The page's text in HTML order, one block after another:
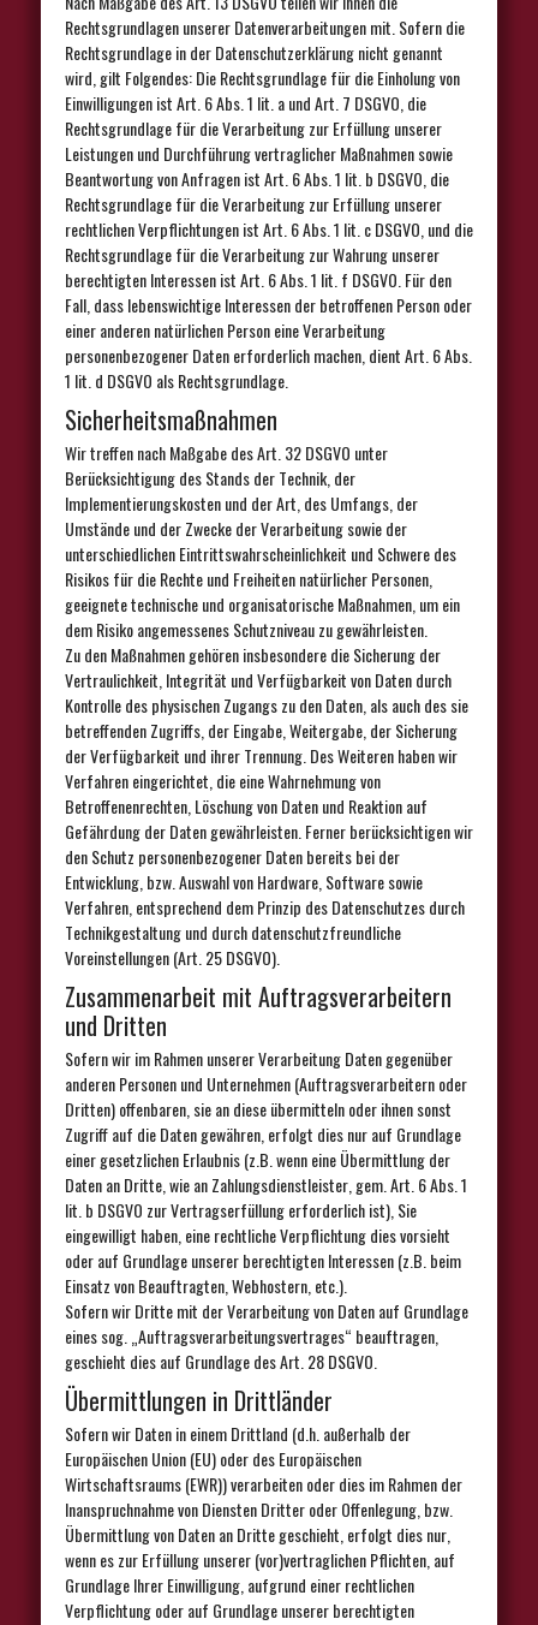
Rechtsgrundlagen unserer Datenverarbeitungen mit. Sofern die
Rechtsgrundlage in der Datenschutzerklärung nicht genannt
wird, gilt Folgendes: Die Rechtsgrundlage für die Einholung von
Einwilligungen ist Art. 6 Abs. 1 lit. a und Art. 7 DSGVO, die
Rechtsgrundlage für die Verarbeitung zur Erfüllung unserer
Leistungen und Durchführung vertraglicher Maßnahmen sowie
Beantwortung von Anfragen ist Art. 6 Abs. 1 lit. b DSGVO, die
Rechtsgrundlage für die Verarbeitung zur Erfüllung unserer
rechtlichen Verpflichtungen ist Art. 6 Abs. 1 lit. c DSGVO, und die
Rechtsgrundlage für die Verarbeitung zur Wahrung unserer
berechtigten Interessen ist Art. 6 Abs. 1 lit. f DSGVO. Für den
Fall, dass lebenswichtige Interessen der betroffenen Person oder
einer anderen natürlichen Person eine Verarbeitung
personenbezogener Daten erforderlich machen, dient Art. 6 Abs.
1 lit. d DSGVO als Rechtsgrundlage.
Sicherheitsmaßnahmen
Wir treffen nach Maßgabe des Art. 32 DSGVO unter
Berücksichtigung des Stands der Technik, der
Implementierungskosten und der Art, des Umfangs, der
Umstände und der Zwecke der Verarbeitung sowie der
unterschiedlichen Eintrittswahrscheinlichkeit und Schwere des
Risikos für die Rechte und Freiheiten natürlicher Personen,
geeignete technische und organisatorische Maßnahmen, um ein
dem Risiko angemessenes Schutzniveau zu gewährleisten.
Zu den Maßnahmen gehören insbesondere die Sicherung der
Vertraulichkeit, Integrität und Verfügbarkeit von Daten durch
Kontrolle des physischen Zugangs zu den Daten, als auch des sie
betreffenden Zugriffs, der Eingabe, Weitergabe, der Sicherung
der Verfügbarkeit und ihrer Trennung. Des Weiteren haben wir
Verfahren eingerichtet, die eine Wahrnehmung von
Betroffenenrechten, Löschung von Daten und Reaktion auf
Gefährdung der Daten gewährleisten. Ferner berücksichtigen wir
den Schutz personenbezogener Daten bereits bei der
Entwicklung, bzw. Auswahl von Hardware, Software sowie
Verfahren, entsprechend dem Prinzip des Datenschutzes durch
Technikgestaltung und durch datenschutzfreundliche
Voreinstellungen (Art. 25 DSGVO).
Zusammenarbeit mit Auftragsverarbeitern
und Dritten
Sofern wir im Rahmen unserer Verarbeitung Daten gegenüber
anderen Personen und Unternehmen (Auftragsverarbeitern oder
Dritten) offenbaren, sie an diese übermitteln oder ihnen sonst
Zugriff auf die Daten gewähren, erfolgt dies nur auf Grundlage
einer gesetzlichen Erlaubnis (z.B. wenn eine Übermittlung der
Daten an Dritte, wie an Zahlungsdienstleister, gem. Art. 6 Abs. 1
lit. b DSGVO zur Vertragserfüllung erforderlich ist), Sie
eingewilligt haben, eine rechtliche Verpflichtung dies vorsieht
oder auf Grundlage unserer berechtigten Interessen (z.B. beim
Einsatz von Beauftragten, Webhostern, etc.).
Sofern wir Dritte mit der Verarbeitung von Daten auf Grundlage
eines sog. „Auftragsverarbeitungsvertrages“ beauftragen,
geschieht dies auf Grundlage des Art. 28 DSGVO.
Übermittlungen in Drittländer
Sofern wir Daten in einem Drittland (d.h. außerhalb der
Europäischen Union (EU) oder des Europäischen
Wirtschaftsraums (EWR)) verarbeiten oder dies im Rahmen der
Inanspruchnahme von Diensten Dritter oder Offenlegung, bzw.
Übermittlung von Daten an Dritte geschieht, erfolgt dies nur,
wenn es zur Erfüllung unserer (vor)vertraglichen Pflichten, auf
Grundlage Ihrer Einwilligung, aufgrund einer rechtlichen
Verpflichtung oder auf Grundlage unserer berechtigten